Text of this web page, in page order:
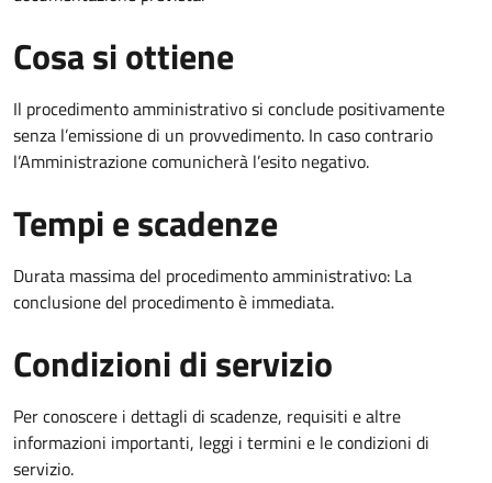
Cosa si ottiene
Il procedimento amministrativo si conclude positivamente
senza l’emissione di un provvedimento. In caso contrario
l’Amministrazione comunicherà l’esito negativo.
Tempi e scadenze
Durata massima del procedimento amministrativo: La
conclusione del procedimento è immediata.
Condizioni di servizio
Per conoscere i dettagli di scadenze, requisiti e altre
informazioni importanti, leggi i termini e le condizioni di
servizio.